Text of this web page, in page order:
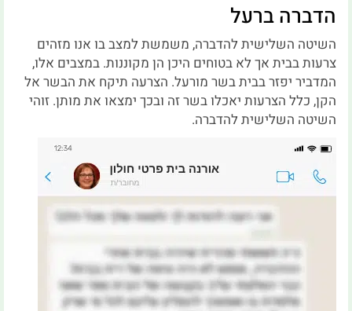
הדברה ברעל
השיטה השלישית להדברה, משמשת למצב בו אנו מזהים
צרעות בבית אך לא בטוחים היכן הן מקוננות. במצבים אלו,
המדביר יפזר בבית בשר מורעל. הצרעה תיקח את הבשר אל
הקן, כלל הצרעות יאכלו בשר זה ובכך ימצאו את מותן. זוהי
השיטה השלישית להדברה.